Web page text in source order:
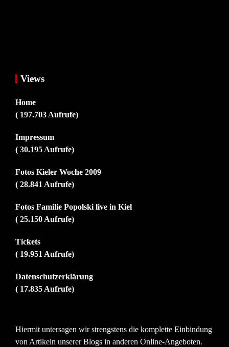
Views
Home
( 197.703 Aufrufe)
Impressum
( 30.195 Aufrufe)
Fotos Kieler Woche 2009
( 28.841 Aufrufe)
Fotos Familie Popolski live in Kiel
( 25.150 Aufrufe)
Tickets
( 19.951 Aufrufe)
Datenschutzerklärung
( 17.835 Aufrufe)
Hiermit untersagen wir strengstens die komplette Einbindung
von Artikeln unserer Blogs in anderen Online-Angeboten.